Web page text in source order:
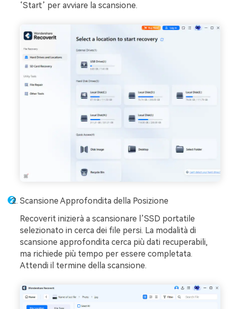
‘Start’ per avviare la scansione.
Scansione Approfondita della Posizione
Recoverit inizierà a scansionare l’SSD portatile
selezionato in cerca dei file persi. La modalità di
scansione approfondita cerca più dati recuperabili,
ma richiede più tempo per essere completata.
Attendi il termine della scansione.